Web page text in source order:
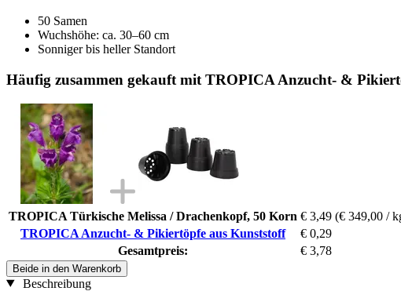
50 Samen
Wuchshöhe: ca. 30–60 cm
Sonniger bis heller Standort
Häufig zusammen gekauft mit TROPICA Anzucht- &
TROPICA Türkische Melissa / Drachenkopf, 50 Korn € 3,49 (€ 349,00 /
TROPICA Anzucht- & Pikiertöpfe aus Kunststoff
€ 0,29
Gesamtpreis:
€ 3,78
Beide in den Warenkorb
Beschreibung